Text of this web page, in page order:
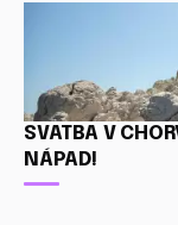
SVATBA V
NÁPAD!